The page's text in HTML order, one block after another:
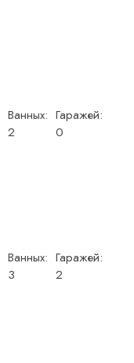
Ванных:
2
Гаражей:
0
Ванных:
3
Гаражей:
2